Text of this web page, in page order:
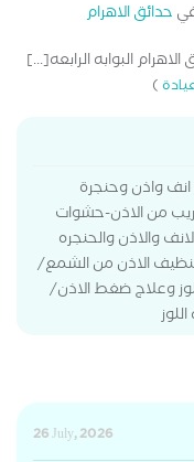
حدائق الاهرام
البوابه الرابعه[...]
)
واذن وحنجرة
من الاذن-حشوات
والاذن والحنجره
الاذن من الشمع/
وعلاج ضغط الاذن/
26 July, 2026